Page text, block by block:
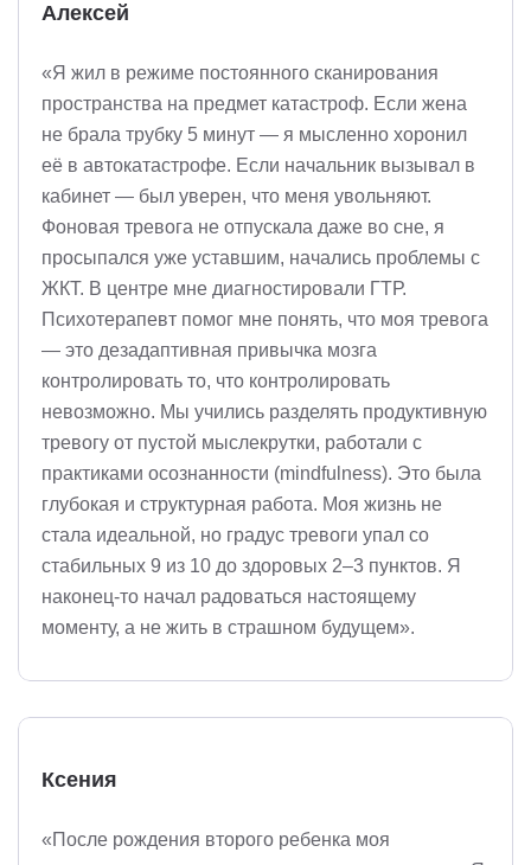
Алексей
«Я жил в режиме постоянного сканирования
пространства на предмет катастроф. Если жена
не брала трубку 5 минут — я мысленно хоронил
её в автокатастрофе. Если начальник вызывал в
кабинет — был уверен, что меня увольняют.
Фоновая тревога не отпускала даже во сне, я
просыпался уже уставшим, начались проблемы с
ЖКТ. В центре мне диагностировали ГТР.
Психотерапевт помог мне понять, что моя тревога
— это дезадаптивная привычка мозга
контролировать то, что контролировать
невозможно. Мы учились разделять продуктивную
тревогу от пустой мыслекрутки, работали с
практиками осознанности (mindfulness). Это была
глубокая и структурная работа. Моя жизнь не
стала идеальной, но градус тревоги упал со
стабильных 9 из 10 до здоровых 2–3 пунктов. Я
наконец-то начал радоваться настоящему
моменту, а не жить в страшном будущем».
Ксения
«После рождения второго ребенка моя